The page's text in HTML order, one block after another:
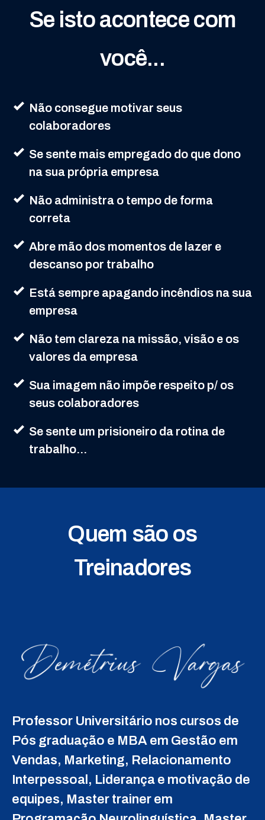
Se isto acontece com
você...
Não consegue motivar seus
colaboradores
Se sente mais empregado do que dono
na sua própria empresa
Não administra o tempo de forma
correta
Abre mão dos momentos de lazer e
descanso por trabalho
Está sempre apagando incêndios na sua
empresa
Não tem clareza na missão, visão e os
valores da empresa
Sua imagem não impõe respeito p/ os
seus colaboradores
Se sente um prisioneiro da rotina de
trabalho...
Quem são os
Treinadores
Professor Universitário nos cursos de
Pós graduação e MBA em Gestão em
Vendas, Marketing, Relacionamento
Interpessoal, Liderança e motivação de
equipes, Master trainer em